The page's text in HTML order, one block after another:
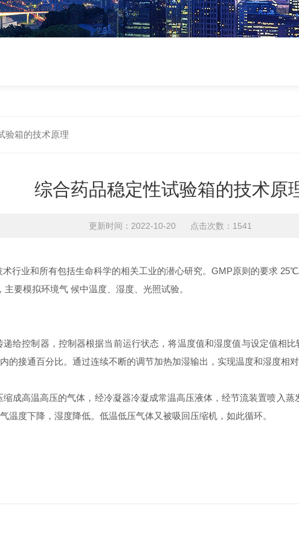
验箱的技术原理
综合药品稳定性试验箱的技术原
更新时间：2022-10-20 点击次数：1541
业和所有包括生命科学的相关工业的潜心研究。GMP原则的要求
要模拟环境气 候中温度、湿度、光照试验。
控制器，控制器根据当前运行状态，将温度值和湿度值与设定值相
的接通百分比。通过连续不断的调节加热加湿输出，实现温度和湿度相
高温高压的气体，经冷凝器冷凝成常温高压液体，经节流装置喷入蒸
度下降，湿度降低。低温低压气体又被吸回压缩机，如此循环。